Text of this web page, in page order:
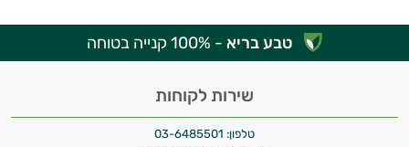
פטרת בציפורניים
ערמונית - פרוסטטה
טבע בריא - 100% קנייה בטוחה
שירות לקוחות
טלפון: 03-6485501